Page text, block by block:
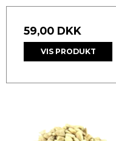
59,00 DKK
VIS PRODUKT